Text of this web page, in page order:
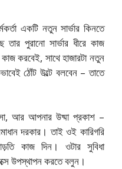
একটি নতুন সার্ভার কিনতে
পুরানো সার্ভার ধীরে কাজ
করবেই, সাথে হাজারটা নতুন
ঠোঁট উল্টে বলবেন – তাতে
আর আপনার উষ্মা প্রকাশ –
দরকার। তাই ওই কারিগরি
কাজ দিন। ওটার সুবিধা
উপস্থাপন করতে বলুন।